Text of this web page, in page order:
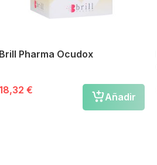
Brill Pharma Ocudox
18,32 €
Añadir